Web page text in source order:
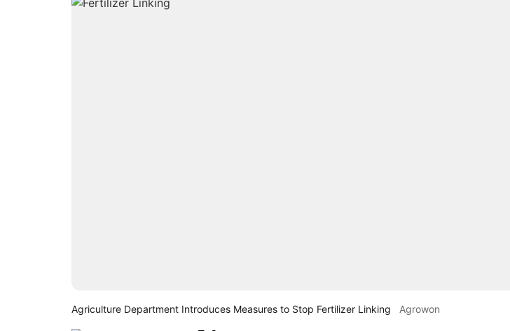
Agriculture Department Introduces Measures to Stop Fertilizer Linking Agrowon